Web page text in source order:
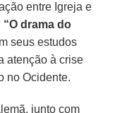
entre Igreja e
“O drama do
seus estudos
atenção à crise
no Ocidente.
junto com